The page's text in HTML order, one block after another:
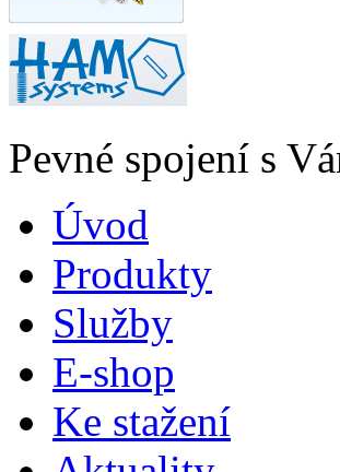
Pevné spojení s
Úvod
Produkty
Služby
E-shop
Ke stažení